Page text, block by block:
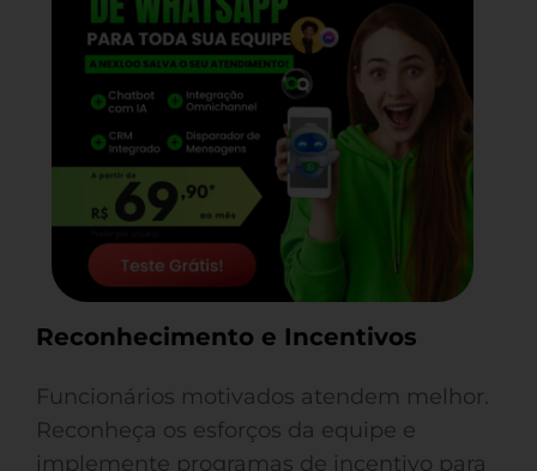
Reconhecimento e Incentivos
Funcionários motivados atendem melhor.
Reconheça os esforços da equipe e
implemente programas de incentivo para